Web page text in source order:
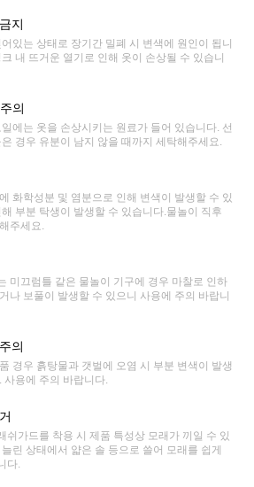
지
있는 상태로 장기간 밀폐 시 변색에 원인이 됩니
내 뜨거운 열기로 인해 옷이 손상될 수 있습니
의
에는 옷을 손상시키는 원료가 들어 있습니다. 선
경우 유분이 남지 않을 때까지 세탁해주세요.
화학성분 및 염분으로 인해 변색이 발생할 수 있
부분 탁생이 발생할 수 있습니다.물놀이 직후
주세요.
미끄럼틀 같은 물놀이 기구에 경우 마찰로 인하
나 보풀이 발생할 수 있으니 사용에 주의 바랍니
의
경우 흙탕물과 갯벌에 오염 시 부분 변색이 발생
사용에 주의 바랍니다.
쉬가드를 착용 시 제품 특성상 모래가 끼일 수 있
린 상태에서 얇은 솔 등으로 쓸어 모래를 쉽게
다.